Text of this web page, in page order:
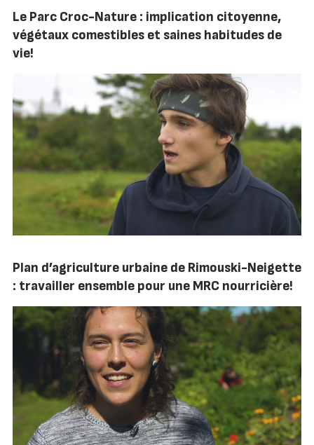
Le Parc Croc-Nature : implication citoyenne,
végétaux comestibles et saines habitudes de
vie!
Plan d’agriculture urbaine de Rimouski-Neigette
: travailler ensemble pour une MRC nourricière!